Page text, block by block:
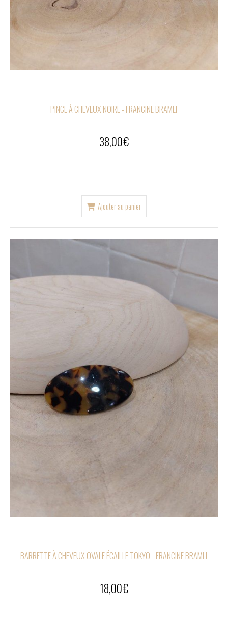
PINCE À CHEVEUX NOIRE - FRANCINE BRAMLI
38,00€
Ajouter au panier
BARRETTE À CHEVEUX OVALE ÉCAILLE TOKYO - FRANCINE BRAMLI
18,00€